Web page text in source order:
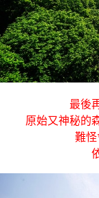
最後
原始又神秘的
難怪